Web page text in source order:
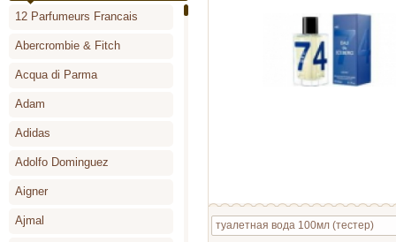
12 Parfumeurs Francais
Abercrombie & Fitch
Acqua di Parma
Adam
Adidas
Adolfo Dominguez
Aigner
Ajmal туалетная вода 100мл (тестер)